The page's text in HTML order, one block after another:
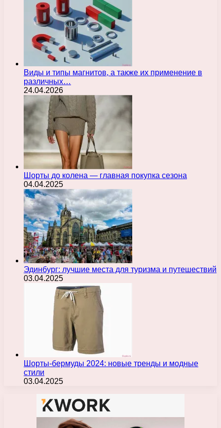
Виды и типы магнитов, а также их применение в
различных…
24.04.2026
Шорты до колена — главная покупка сезона
04.04.2025
Эдинбург: лучшие места для туризма и путешествий
03.04.2025
Шорты-бермуды 2024: новые тренды и модные
стили
03.04.2025